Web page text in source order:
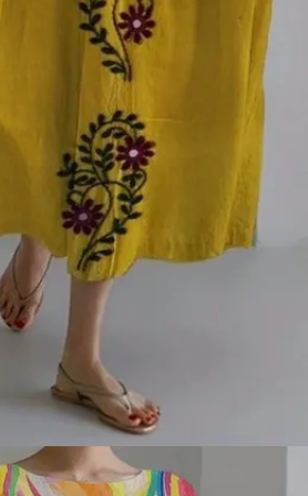
वर्क कॉटन मैक्सी ड्रेस